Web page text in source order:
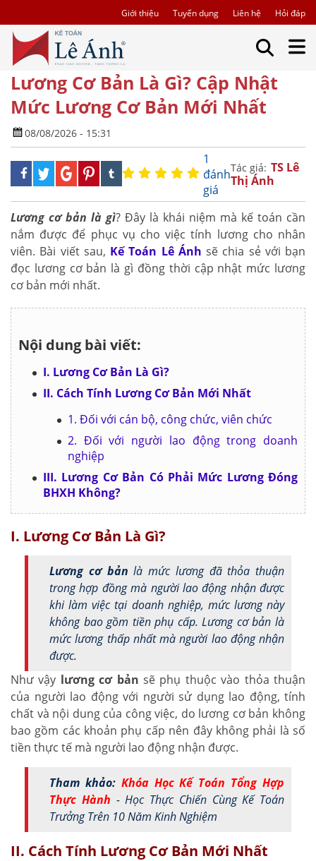
Giới thiệu Tuyển dụng Liên hệ Hỏi đáp
Lương Cơ Bản Là Gì? Cập Nhật
Mức Lương Cơ Bản Mới Nhất
08/08/2026 - 15:31
1
đánh
giá
Tác giả: TS Lê
Thị Ánh
Lương cơ bản là gì? Đây là khái niệm mà kế toán cần
nắm được để phục vụ cho việc tính lương cho nhân
viên. Bài viết sau, Kế Toán Lê Ánh sẽ chia sẻ với bạn
đọc lương cơ bản là gì đồng thời cập nhật mức lương
cơ bản mới nhất.
Nội dung bài viết:
I. Lương Cơ Bản Là Gì?
II. Cách Tính Lương Cơ Bản Mới Nhất
1. Đối với cán bộ, công chức, viên chức
2. Đối với người lao động trong doanh
nghiệp
III. Lương Cơ Bản Có Phải Mức Lương Đóng
BHXH Không?
I. Lương Cơ Bản Là Gì?
Lương cơ bản là mức lương đã thỏa thuận
trong hợp đồng mà người lao động nhận được
khi làm việc tại doanh nghiệp, mức lương này
không bao gồm tiền phụ cấp. Lương cơ bản là
mức lương thấp nhất mà người lao động nhận
được.
Như vậy lương cơ bản sẽ phụ thuộc vào thỏa thuận
của người lao động với người sử dụng lao động, tính
chất và nội dung của công việc, do lương cơ bản không
bao gồm các khoản phụ cấp nên đây không phải là số
tiền thực tế mà người lao động nhận được.
Tham khảo: Khóa Học Kế Toán Tổng Hợp
Thực Hành - Học Thực Chiến Cùng Kế Toán
Trưởng Trên 10 Năm Kinh Nghiệm
II. Cách Tính Lương Cơ Bản Mới Nhất